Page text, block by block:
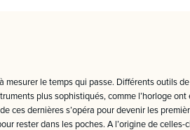
mesurer le temps qui passe. Différents outils
plus sophistiqués, comme l’horloge
ces dernières s’opéra pour devenir les
rester dans les poches. A l’origine de